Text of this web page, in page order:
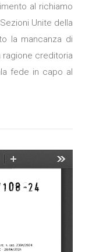
al richiamo
Unite della
la mancanza di
ragione creditoria
fede in capo al